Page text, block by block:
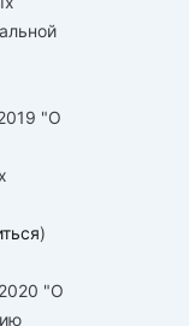
"О
)
"О